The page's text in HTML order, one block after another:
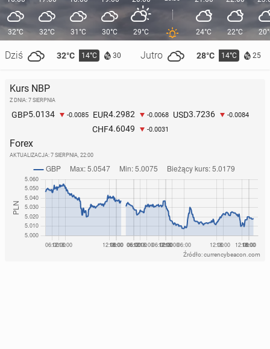
32°C
Dziś 32°C 14°C 30 Jutro 28°C 14°C 25
32°C 31°C 30°C 29°C 24°C 22°C
Kurs NBP
Z DNIA: 7 SIERPNIA
GBP5.0134 -0.0085 EUR4.2982 -0.0068 USD3.7236 -0.0084
CHF4.6049 -0.0031
Forex
AKTUALIZACJA: 7 SIERPNIA, 22:00
Źródło: currencybeacon.com